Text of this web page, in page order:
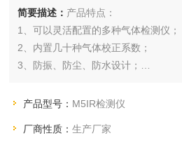
简要描述： 产品特点：
1、可以灵活配置的多种气体检测仪；
2、内置几十种气体校正系数；
3、防振、防尘、防水设计；
5、一体化的防冲击保护层，可用于Z
7、两种电源供选择：三节AA碱性电
产品型号： M5IR检测仪
厂商性质：生产厂家